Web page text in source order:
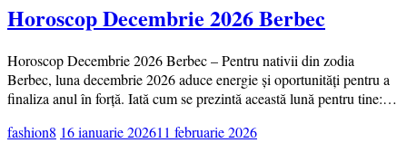
Horoscop Decembrie 2026 Berbec
Horoscop Decembrie 2026 Berbec – Pentru nativii din zodia
Berbec, luna decembrie 2026 aduce energie și oportunități pentru a
finaliza anul în forță. Iată cum se prezintă această lună pentru tine:…
fashion8 16 ianuarie 202611 februarie 2026